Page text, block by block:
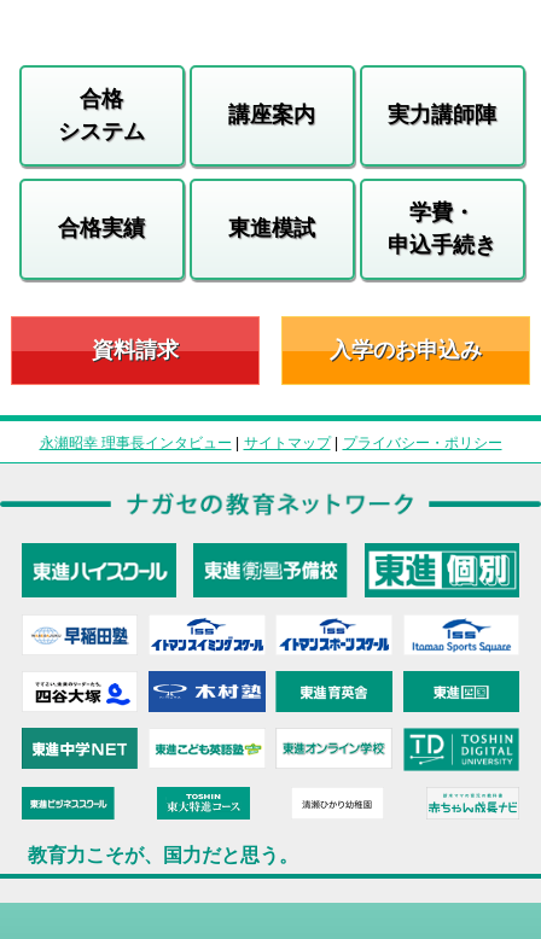
合格
システム
講座案内 実力講師陣
合格実績 東進模試
学費・
申込手続き
資料請求 入学のお申込み
永瀬昭幸 理事長インタビュー | サイトマップ| プライバシー・ポリシー
教育力こそが、国力だと思う。